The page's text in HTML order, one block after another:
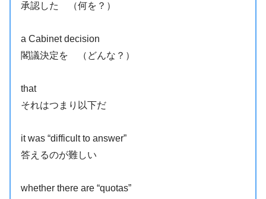
承認した （何を？）
a Cabinet decision
閣議決定を （どんな？）
that
それはつまり以下だ
it was “difficult to answer”
答えるのが難しい
whether there are “quotas”